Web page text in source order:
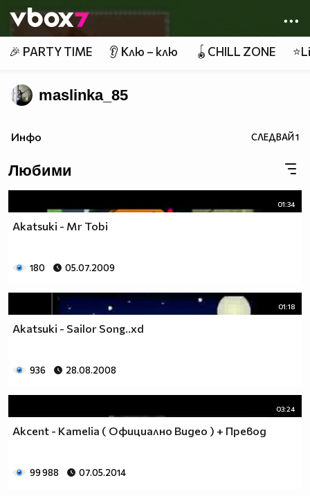
👾
🎉 PARTY TIME 👂 Клю – клю 🪀CHILL ZONE
maslinka_85
Инфо СЛЕДВАЙ1
Любими
01:34
Akatsuki - Mr Tobi
180 05.07.2009
01:18
Akatsuki - Sailor Song..xd
936 28.08.2008
03:24
Akcent - Kamelia ( Официално Видео ) + Превод
99 988 07.05.2014